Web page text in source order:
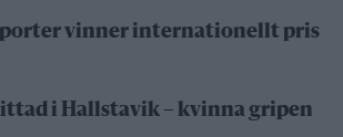
vinner internationellt pris
i Hallstavik – kvinna gripen